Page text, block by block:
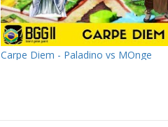
Carpe Diem - Paladino vs MOnge